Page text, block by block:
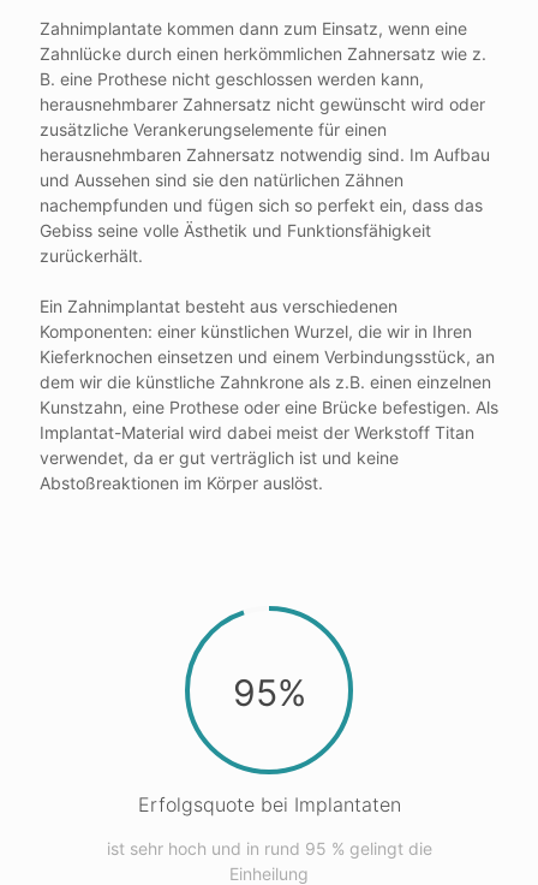
Zahnimplantate kommen dann zum Einsatz, wenn eine
Zahnlücke durch einen herkömmlichen Zahnersatz wie z.
B. eine Prothese nicht geschlossen werden kann,
herausnehmbarer Zahnersatz nicht gewünscht wird oder
zusätzliche Verankerungselemente für einen
herausnehmbaren Zahnersatz notwendig sind. Im Aufbau
und Aussehen sind sie den natürlichen Zähnen
nachempfunden und fügen sich so perfekt ein, dass das
Gebiss seine volle Ästhetik und Funktionsfähigkeit
zurückerhält.
Ein Zahnimplantat besteht aus verschiedenen
Komponenten: einer künstlichen Wurzel, die wir in Ihren
Kieferknochen einsetzen und einem Verbindungsstück, an
dem wir die künstliche Zahnkrone als z.B. einen einzelnen
Kunstzahn, eine Prothese oder eine Brücke befestigen. Als
Implantat-Material wird dabei meist der Werkstoff Titan
verwendet, da er gut verträglich ist und keine
Abstoßreaktionen im Körper auslöst.
95%
Erfolgsquote bei Implantaten
ist sehr hoch und in rund 95 % gelingt die
Einheilung